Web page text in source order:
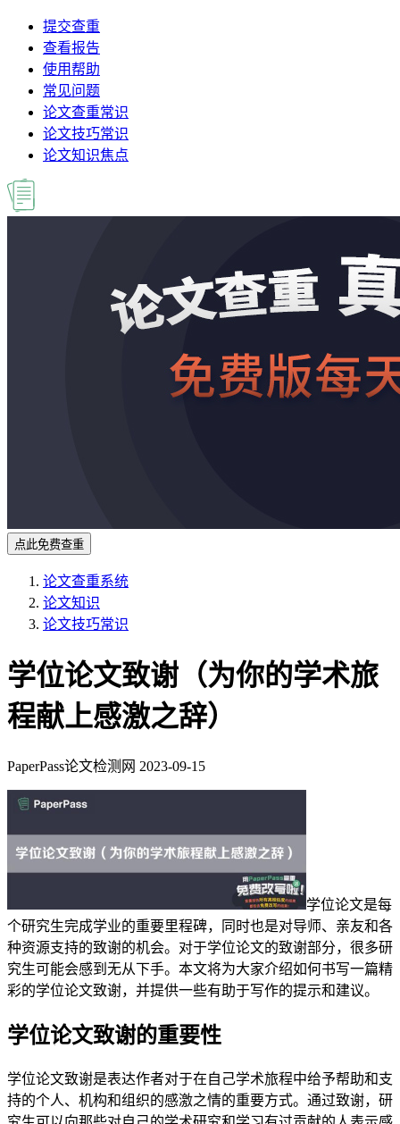
提交查重
查看报告
使用帮助
常见问题
论文查重常识
论文技巧常识
论文知识焦点
点此免费查重
论文查重系统
论文知识
论文技巧常识
学位论文致谢（为你的学术旅
程献上感激之辞）
PaperPass论文检测网 2023-09-15
学位论文是每
个研究生完成学业的重要里程碑，同时也是对导师、亲友和各
种资源支持的致谢的机会。对于学位论文的致谢部分，很多研
究生可能会感到无从下手。本文将为大家介绍如何书写一篇精
彩的学位论文致谢，并提供一些有助于写作的提示和建议。
学位论文致谢的重要性
学位论文致谢是表达作者对于在自己学术旅程中给予帮助和支
持的个人、机构和组织的感激之情的重要方式。通过致谢，研